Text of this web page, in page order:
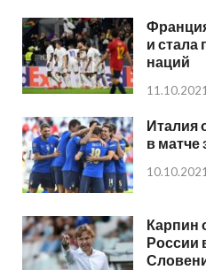
и стала
наций
11.10.2021
Италия
в матче
10.10.2021
Карпин
России